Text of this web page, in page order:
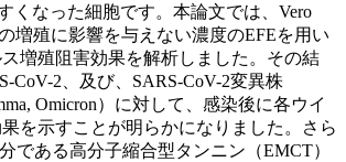
くなった細胞です。本論文では、Vero
増殖に影響を与えない濃度のEFEを用い
増殖阻害効果を解析しました。その結
CoV-2、及び、SARS-CoV-2変異株
Omicron）に対して、感染後に各ウイ
を示すことが明らかになりました。さら
である高分子縮合型タンニン（EMCT）